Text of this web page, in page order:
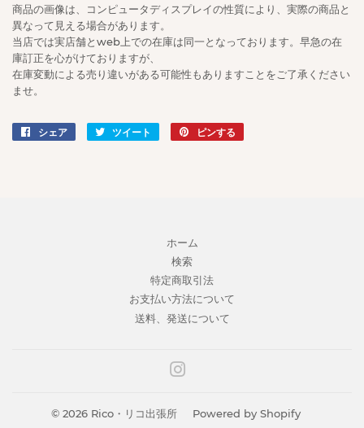
商品の画像は、コンピュータディスプレイの性質により、実際の商品と
異なって見える場合があります。
当店では実店舗とweb上での在庫は同一となっております。早急の在
庫訂正を心がけておりますが、
在庫変動による売り違いがある可能性もありますことをご了承ください
ませ。
シェア
Facebookツイート
Twitter
ピンする
ホーム
検索
特定商取引法
お支払い方法について
送料、発送について
© 2026 Rico・リコ出張所 Powered by Shopify